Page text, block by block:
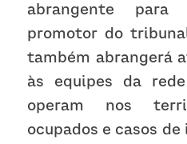
abrangente para
promotor do
também abrangerá
às equipes da
operam nos
ocupados e casos